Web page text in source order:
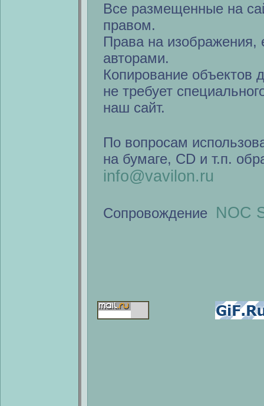
Все размещенные на
правом.
Права на изображения,
авторами.
Копирование объектов
не требует
наш сайт.
По вопросам
на бумаге, CD и т.п.
info@vavilon.ru
Сопровождение NOC